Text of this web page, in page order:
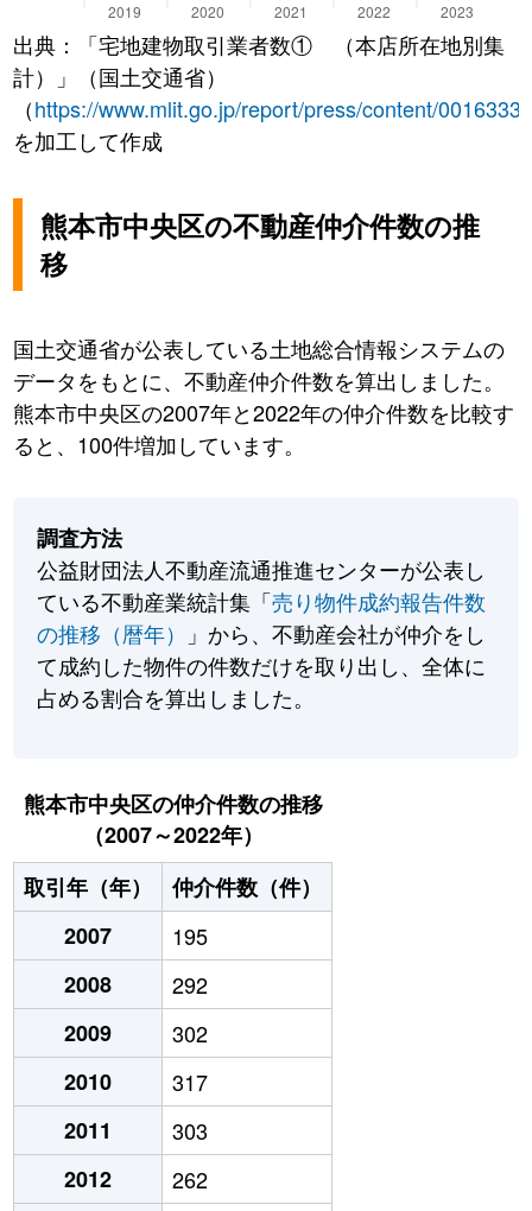
出典：「宅地建物取引業者数① （本店所在地別集
計）」（国土交通省）
（https://www.mlit.go.jp/report/press/content/
を加工して作成
熊本市中央区の不動産仲介件数の推
移
国土交通省が公表している土地総合情報システムの
データをもとに、不動産仲介件数を算出しました。
熊本市中央区の2007年と2022年の仲介件数を比較す
ると、100件増加しています。
調査方法
公益財団法人不動産流通推進センターが公表し
ている不動産業統計集「売り物件成約報告件数
の推移（暦年）
」から、不動産会社が仲介をし
て成約した物件の件数だけを取り出し、全体に
占める割合を算出しました。
熊本市中央区の仲介件数の推移
（2007～2022年）
取引年（年）
仲介件数（件）
2007
195
2008
292
2009
302
2010
317
2011
303
2012
262